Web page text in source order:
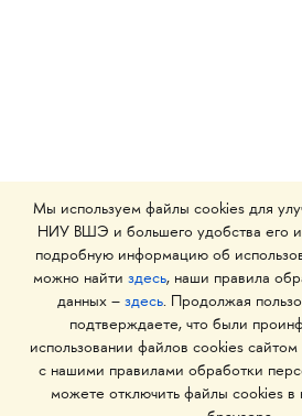
Мы используем файлы cookies для
НИУ ВШЭ и большего удобства его
подробную информацию об
можно найти здесь, наши правила
данных –здесь. Продолжая
подтверждаете, что были
использовании файлов cookies
с нашими правилами обработки
можете отключить файлы cookies в